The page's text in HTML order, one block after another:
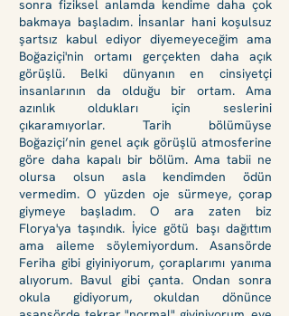
sonra fiziksel anlamda kendime daha çok
bakmaya başladım. İnsanlar hani koşulsuz
şartsız kabul ediyor diyemeyeceğim ama
Boğaziçi'nin ortamı gerçekten daha açık
görüşlü. Belki dünyanın en cinsiyetçi
insanlarının da olduğu bir ortam. Ama
azınlık oldukları için seslerini
çıkaramıyorlar. Tarih bölümüyse
Boğaziçi’nin genel açık görüşlü atmosferine
göre daha kapalı bir bölüm. Ama tabii ne
olursa olsun asla kendimden ödün
vermedim. O yüzden oje sürmeye, çorap
giymeye başladım. O ara zaten biz
Florya'ya taşındık. İyice götü başı dağıttım
ama aileme söylemiyordum. Asansörde
Feriha gibi giyiniyorum, çoraplarımı yanıma
alıyorum. Bavul gibi çanta. Ondan sonra
okula gidiyorum, okuldan dönünce